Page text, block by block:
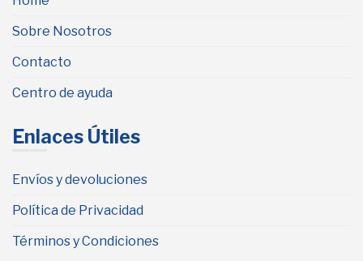
Sobre Nosotros
Contacto
Centro de ayuda
Enlaces Útiles
Envíos y devoluciones
Política de Privacidad
Términos y Condiciones